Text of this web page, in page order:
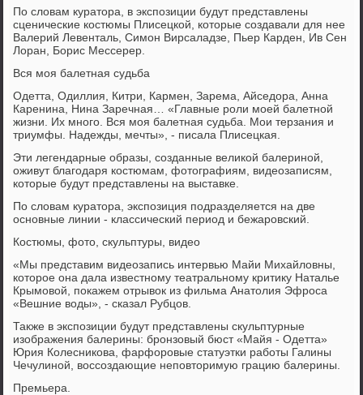
По словам куратора, в экспозиции будут представлены
сценические костюмы Плисецкой, которые создавали для нее
Валерий Левенталь, Симон Вирсаладзе, Пьер Карден, Ив Сен
Лоран, Борис Мессерер.
Вся моя балетная судьба
Одетта, Одиллия, Китри, Кармен, Зарема, Айседора, Анна
Каренина, Нина Заречная… «Главные роли моей балетной
жизни. Их много. Вся моя балетная судьба. Мои терзания и
триумфы. Надежды, мечты», - писала Плисецкая.
Эти легендарные образы, созданные великой балериной,
оживут благодаря костюмам, фотографиям, видеозаписям,
которые будут представлены на выставке.
По словам куратора, экспозиция подразделяется на две
основные линии - классический период и бежаровский.
Костюмы, фото, скульптуры, видео
«Мы представим видеозапись интервью Майи Михайловны,
которое она дала известному театральному критику Наталье
Крымовой, покажем отрывок из фильма Анатолия Эфроса
«Вешние воды», - сказал Рубцов.
Также в экспозиции будут представлены скульптурные
изображения балерины: бронзовый бюст «Майя - Одетта»
Юрия Колесникова, фарфоровые статуэтки работы Галины
Чечулиной, воссоздающие неповторимую грацию балерины.
Премьера.